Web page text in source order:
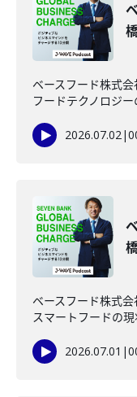
ベースフード株式
フードテクノロジー
2026.07.02|
ベースフード株式
スマートフードの現
2026.07.01 |